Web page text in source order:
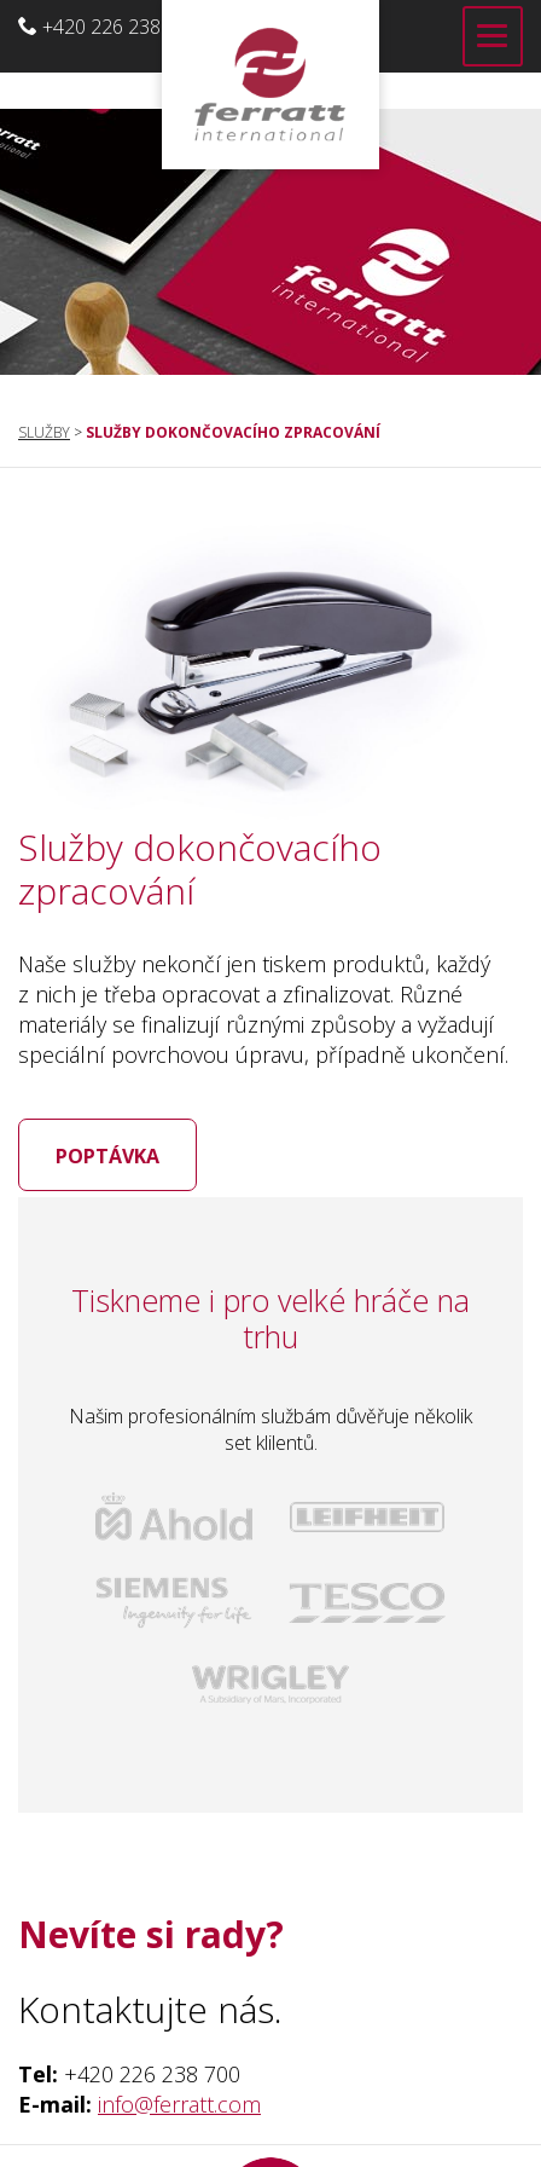
+420 226 238 700
CZ
SLUŽBY > SLUŽBY DOKONČOVACÍHO ZPRACOVÁNÍ
Služby dokončovacího
zpracování
Naše služby nekončí jen tiskem produktů, každý
z nich je třeba opracovat a zfinalizovat. Různé
materiály se finalizují různými způsoby a vyžadují
speciální povrchovou úpravu, případně ukončení.
POPTÁVKA
Tiskneme i pro velké hráče na
trhu
Našim profesionálním službám důvěřuje několik
set klilentů.
Nevíte si rady?
Kontaktujte nás.
Tel: +420 226 238 700
E-mail: info@ferratt.com